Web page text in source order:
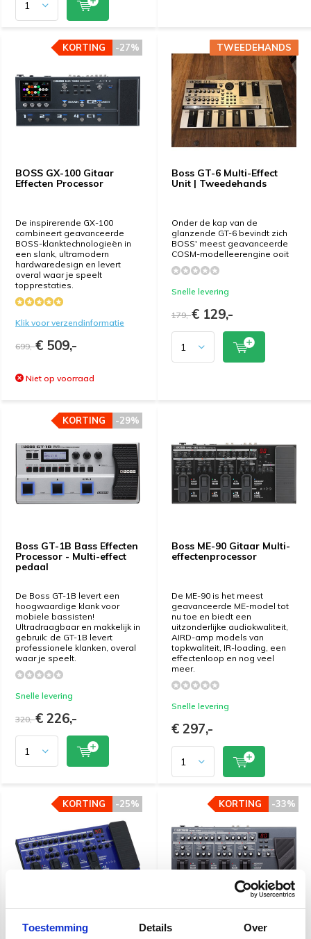
Toestemming Details Over
BOSS GX-100 Gitaar
Effecten Processor
De inspirerende GX-100
combineert geavanceerde
BOSS-klanktechnologieën in
een slank, ultramodern
hardwaredesign en levert
overal waar je speelt
topprestaties.
Klik voor verzendinformatie
-27%
KORTING
699,-€ 509,-
Niet op voorraad
-27%
KORTING
Boss GT-6 Multi-Effect
Unit | Tweedehands
Onder de kap van de
glanzende GT-6 bevindt zich
BOSS' meest geavanceerde
COSM-modelleerengine ooit
Snelle levering
TWEEDEHANDS
179,-€ 129,-
TWEEDEHANDS
Boss GT-1B Bass Effecten
Processor - Multi-effect
pedaal
De Boss GT-1B levert een
hoogwaardige klank voor
mobiele bassisten!
Ultradraagbaar en makkelijk in
gebruik: de GT-1B levert
professionele klanken, overal
waar je speelt.
Snelle levering
-29%
KORTING
320,-€ 226,-
-29%
KORTING
Boss ME-90 Gitaar Multi-
effectenprocessor
De ME-90 is het meest
geavanceerde ME-model tot
nu toe en biedt een
uitzonderlijke audiokwaliteit,
AIRD-amp models van
topkwaliteit, IR-loading, een
effectenloop en nog veel
meer.
Snelle levering
€ 297,-
Boss ME-90B Bass Multi-
-25%
KORTING -25%
KORTING
Boss ME-80 Gitaar Multi-
-33%
KORTING -33%
KORTING